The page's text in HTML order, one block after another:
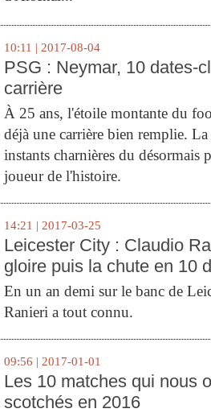
10:11 | 2017-08-04
PSG : Neymar, 10 dates-
carrière
À 25 ans, l'étoile montante du
déjà une carrière bien remplie.
instants charnières du désormais
joueur de l'histoire.
14:21 | 2017-03-25
Leicester City : Claudio
gloire puis la chute en 10
En un an demi sur le banc de
Ranieri a tout connu.
09:56 | 2017-01-01
Les 10 matches qui nous
scotchés en 2016